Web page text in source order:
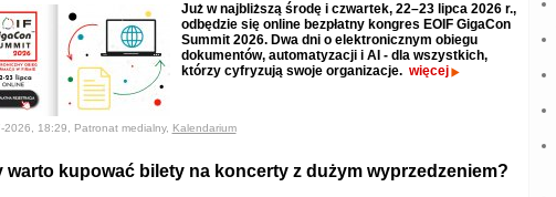
Już w najbliższą środę i czwartek, 22–23 lipca 2026 r.,
odbędzie się online bezpłatny kongres EOIF GigaCon
Summit 2026. Dwa dni o elektronicznym obiegu
dokumentów, automatyzacji i AI - dla wszystkich,
którzy cyfryzują swoje organizacje. więcej
2026, 18:29, Patronat medialny, Kalendarium
warto kupować bilety na koncerty z dużym wyprzedzeniem?